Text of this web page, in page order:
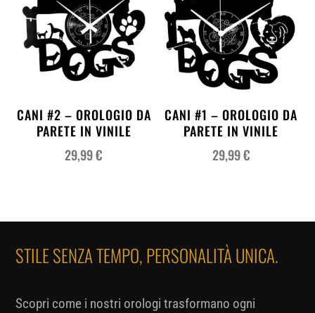
CANI #2 – OROLOGIO DA
PARETE IN VINILE
29,99€
CANI #1 – OROLOGIO DA
PARETE IN VINILE
29,99€
STILE SENZA TEMPO, PERSONALITÀ UNICA.
Scopri come i nostri orologi trasformano ogni